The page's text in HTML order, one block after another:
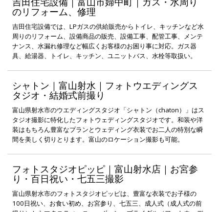
のリフォーム、修理
吉田住宅設備では、LPガスの供給販売からトイレ、キッチンなど水
周りのリフォーム、設備商品の販売、設備工事、配管工事、メンテ
ナンス、水漏れ修理など幅広くお客様のお困り事に対応。ガス器
具、給湯器、トイレ、キッチン、ユニットバス、水栓等取扱い。
シャトン｜富山射水｜フォトウエディングス
タジオ・結婚式前撮り
富山県射水市のウエディングスタジオ「シャトン（chaton）」はス
タジオ撮影に特化したフォトウェディングスタジオです。和装や洋
装はもちろん豊富なプランとウェディング衣装でお二人の特別な瞬
間を美しく切りとります。富山のロケーション撮影も可能。
フォトスタジオピッピ｜富山射水店｜お宮参
り・百日祝い・七五三撮影
富山県射水市のフォトスタジオピッピは、豊富な衣装でお子様の
100日祝い、お食い初め、お宮参り、七五三、成人式（成人式の前